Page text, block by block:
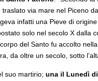
via mare nel Piceno
infatti una Pieve di
solo nel secolo X dalla
del Santo fu accolto
da oltre un secolo, sotto
suo martirio; una il Lunedì